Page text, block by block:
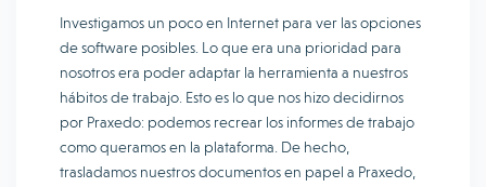
Investigamos un poco en Internet para ver las opciones
de software posibles. Lo que era una prioridad para
nosotros era poder adaptar la herramienta a nuestros
hábitos de trabajo. Esto es lo que nos hizo decidirnos
por Praxedo: podemos recrear los informes de trabajo
como queramos en la plataforma. De hecho,
trasladamos nuestros documentos en papel a Praxedo,